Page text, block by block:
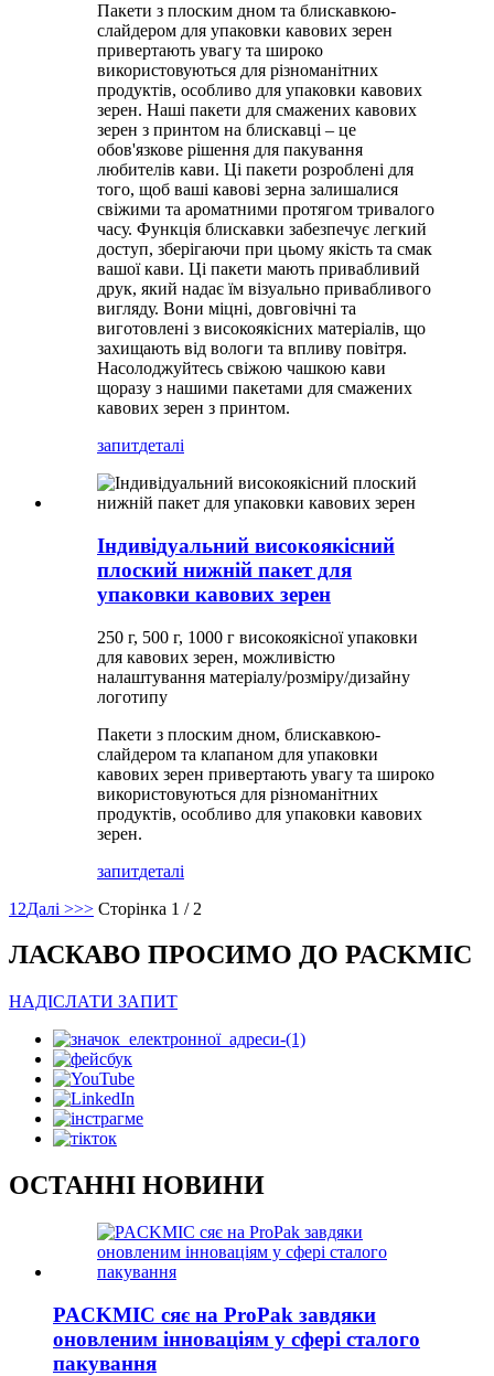
Пакети з плоским дном та блискавкою-
слайдером для упаковки кавових зерен
привертають увагу та широко
використовуються для різноманітних
продуктів, особливо для упаковки кавових
зерен. Наші пакети для смажених кавових
зерен з принтом на блискавці – це
обов'язкове рішення для пакування
любителів кави. Ці пакети розроблені для
того, щоб ваші кавові зерна залишалися
свіжими та ароматними протягом тривалого
часу. Функція блискавки забезпечує легкий
доступ, зберігаючи при цьому якість та смак
вашої кави. Ці пакети мають привабливий
друк, який надає їм візуально привабливого
вигляду. Вони міцні, довговічні та
виготовлені з високоякісних матеріалів, що
захищають від вологи та впливу повітря.
Насолоджуйтесь свіжою чашкою кави
щоразу з нашими пакетами для смажених
кавових зерен з принтом.
запитдеталі
Індивідуальний високоякісний
плоский нижній пакет для
упаковки кавових зерен
250 г, 500 г, 1000 г високоякісної упаковки
для кавових зерен, можливістю
налаштування матеріалу/розміру/дизайну
логотипу
Пакети з плоским дном, блискавкою-
слайдером та клапаном для упаковки
кавових зерен привертають увагу та широко
використовуються для різноманітних
продуктів, особливо для упаковки кавових
зерен.
запитдеталі
1 2Далі >>> Сторінка 1 / 2
ЛАСКАВО ПРОСИМО ДО PACKMIC
НАДІСЛАТИ ЗАПИТ
ОСТАННІ НОВИНИ
PACKMIC сяє на ProPak завдяки
оновленим інноваціям у сфері сталого
пакування